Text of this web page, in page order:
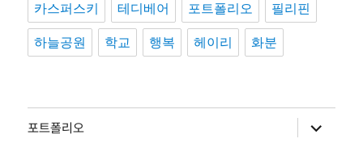
카스퍼스키 테디베어 포트폴리오 필리핀
하늘공원 학교 행복 헤이리 화분
포트폴리오
위